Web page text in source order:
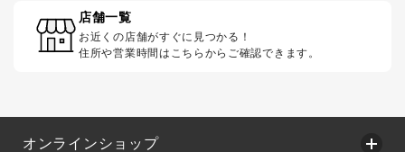
店舗一覧
お近くの店舗がすぐに見つかる！
住所や営業時間はこちらからご確認できます。
オンラインショップ